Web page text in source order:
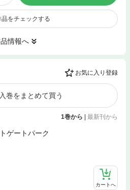
品をチェックする
情報へ
お気に入り登録
巻をまとめて買う
1巻から | 最新刊から
ゲートパーク
カートへ